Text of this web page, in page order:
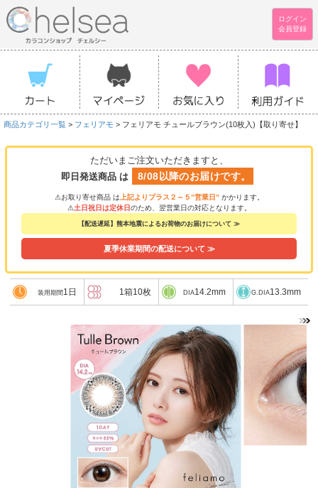
ログイン
会員登録
商品カテゴリ一覧 > フェリアモ > フェリアモ チュールブラウン(10枚入)【取り寄せ】
ただいまご注文いただきますと、
即日発送商品 は
8/08以降のお届けです。
⚠お取り寄せ商品 は 上記よりプラス２～５”営業日” かかります。
⚠土日祝日は定休日のため、翌営業日の対応となります。
【配送遅延】熊本地震によるお荷物のお届けについて ≫
夏季休業期間の配送について ≫
装用期間 1日 1箱10枚 DIA14.2mm G.DIA13.3mm